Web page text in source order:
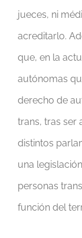
jueces, ni
acreditarlo.
que, en la
autónomas
derecho de
trans, tras ser
distintos
una
personas
función del